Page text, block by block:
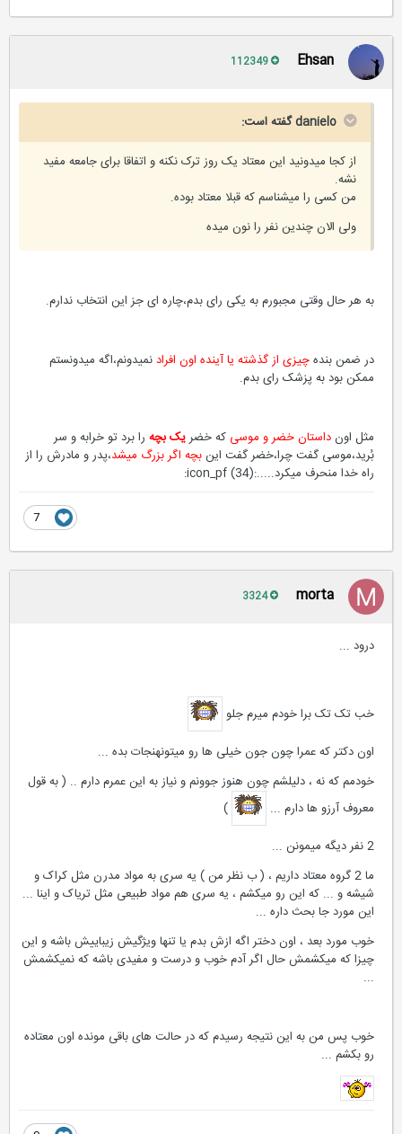
Ehsan
danielo گفته است:
از کجا میدونید این معتاد یک روز ترک نکنه و اتفاقا برای جامعه مفید
نشه.
من کسی را میشناسم که قبلا معتاد بوده.
ولی الان چندین نفر را نون میده
به هر حال وقتی مجبورم به یکی رای بدم،چاره ای جز این انتخاب ندارم.
در ضمن بندهچیزی از گذشته یا آینده اون افرادنمیدونم،اگه میدونستم
ممکن بود به پزشک رای بدم.
مثل اونداستان خضر و موسیکه خضریک بچهرا برد تو خرابه و سر
بُرید،موسی گفت چرا،خضر گفت اینبچه اگر بزرگ میشد،پدر و مادرش را از
راه خدا منحرف میکرد.....:icon_pf (34):
morta
درود ...
خب تک تک برا خودم میرم جلو
اون دکتر که عمرا چون جون خیلی ها رو میتونهنجات بده ...
خودمم که نه ، دلیلشم چون هنوز جوونم و نیاز به این عمرم دارم .. ( به قول
معروف آرزو ها دارم ...
)
ما 2 گروه معتاد داریم ، ( ب نظر من ) یه سری به مواد مدرن مثل کراک و
شیشه و ... که این رو میکشم ، یه سری هم مواد طبیعی مثل تریاک و اینا ...
این مورد جا بحث داره ...
خوب مورد بعد ، اون دختر اگه ازش بدم یا تنها ویژگیش زیباییش باشه و این
چیزا که میکشمش حال اگر آدم خوب و درست و مفیدی باشه که نمیکشمش
خوب پس من به این نتیجه رسیدم که در حالت های باقی مونده اون معتاده
رو بکشم ...